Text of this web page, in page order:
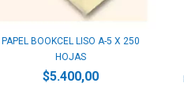
PAPEL BOOKCEL LISO A-5 X 250
HOJAS
$5.400,00